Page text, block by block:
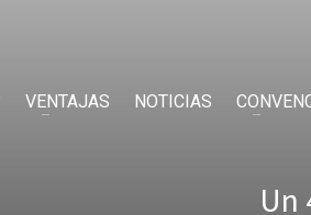
VENTAJAS NOTICIAS
Un